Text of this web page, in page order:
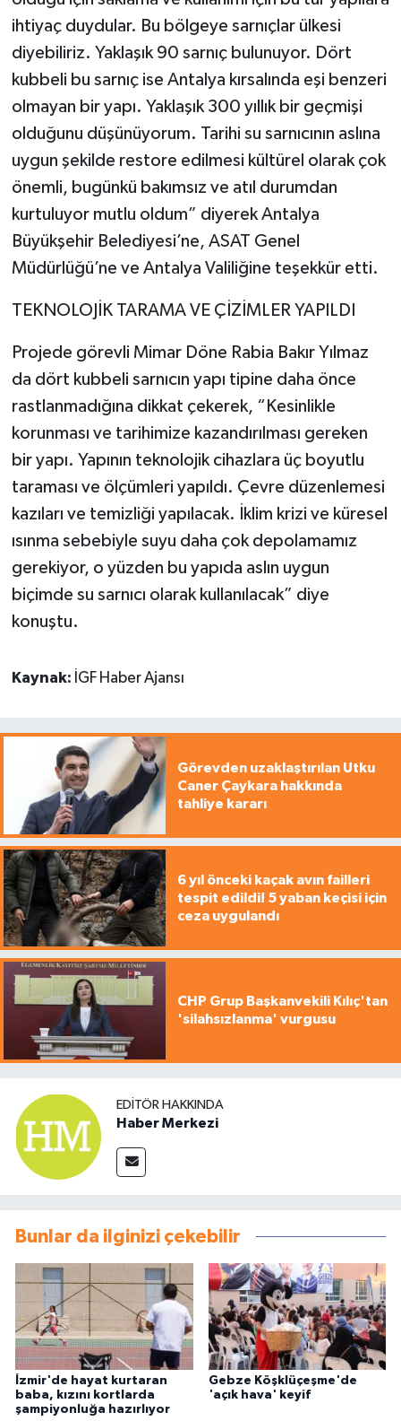
ihtiyaç duydular. Bu bölgeye sarnıçlar ülkesi
diyebiliriz. Yaklaşık 90 sarnıç bulunuyor. Dört
kubbeli bu sarnıç ise Antalya kırsalında eşi benzeri
olmayan bir yapı. Yaklaşık 300 yıllık bir geçmişi
olduğunu düşünüyorum. Tarihi su sarnıcının aslına
uygun şekilde restore edilmesi kültürel olarak çok
önemli, bugünkü bakımsız ve atıl durumdan
kurtuluyor mutlu oldum” diyerek Antalya
Büyükşehir Belediyesi’ne, ASAT Genel
Müdürlüğü’ne ve Antalya Valiliğine teşekkür etti.
TEKNOLOJİK TARAMA VE ÇİZİMLER YAPILDI
Projede görevli Mimar Döne Rabia Bakır Yılmaz
da dört kubbeli sarnıcın yapı tipine daha önce
rastlanmadığına dikkat çekerek, “Kesinlikle
korunması ve tarihimize kazandırılması gereken
bir yapı. Yapının teknolojik cihazlara üç boyutlu
taraması ve ölçümleri yapıldı. Çevre düzenlemesi
kazıları ve temizliği yapılacak. İklim krizi ve küresel
ısınma sebebiyle suyu daha çok depolamamız
gerekiyor, o yüzden bu yapıda aslın uygun
biçimde su sarnıcı olarak kullanılacak” diye
konuştu.
Kaynak: İGF Haber Ajansı
Görevden uzaklaştırılan Utku
Caner Çaykara hakkında
tahliye kararı
6 yıl önceki kaçak avın failleri
tespit edildi! 5 yaban keçisi için
ceza uygulandı
CHP Grup Başkanvekili Kılıç'tan
'silahsızlanma' vurgusu
EDITÖR HAKKINDA
Haber Merkezi
Bunlar da ilginizi çekebilir
İzmir'de hayat kurtaran
baba, kızını kortlarda
şampiyonluğa hazırlıyor
Gebze Köşklüçeşme'de
'açık hava' keyif